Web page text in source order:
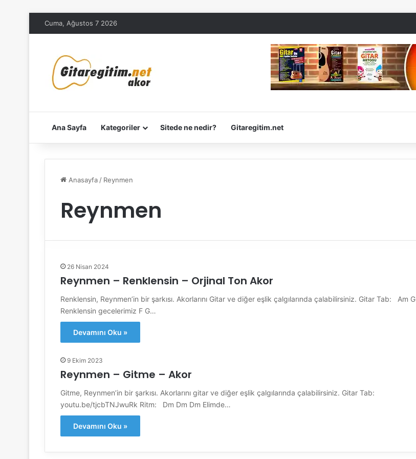
Cuma, Ağustos 7 2026
Ana Sayfa Kategoriler Sitede ne nedir? Gitaregitim.net
Anasayfa / Reynmen
Reynmen
26 Nisan 2024
Reynmen – Renklensin – Orjinal Ton Akor
Renklensin, Reynmen’in bir şarkısı. Akorlarını Gitar ve diğer eşlik çalgılarında çalabilirsiniz. Gitar Tab: Am G
Renklensin gecelerimiz F G…
Devamını Oku »
9 Ekim 2023
Reynmen – Gitme – Akor
Gitme, Reynmen’in bir şarkısı. Akorlarını gitar ve diğer eşlik çalgılarında çalabilirsiniz. Gitar Tab:
youtu.be/tjcbTNJwuRk Ritm: Dm Dm Dm Elimde…
Devamını Oku »